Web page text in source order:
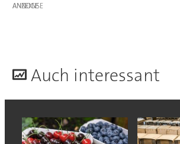
ANZEIGE
Auch interessant